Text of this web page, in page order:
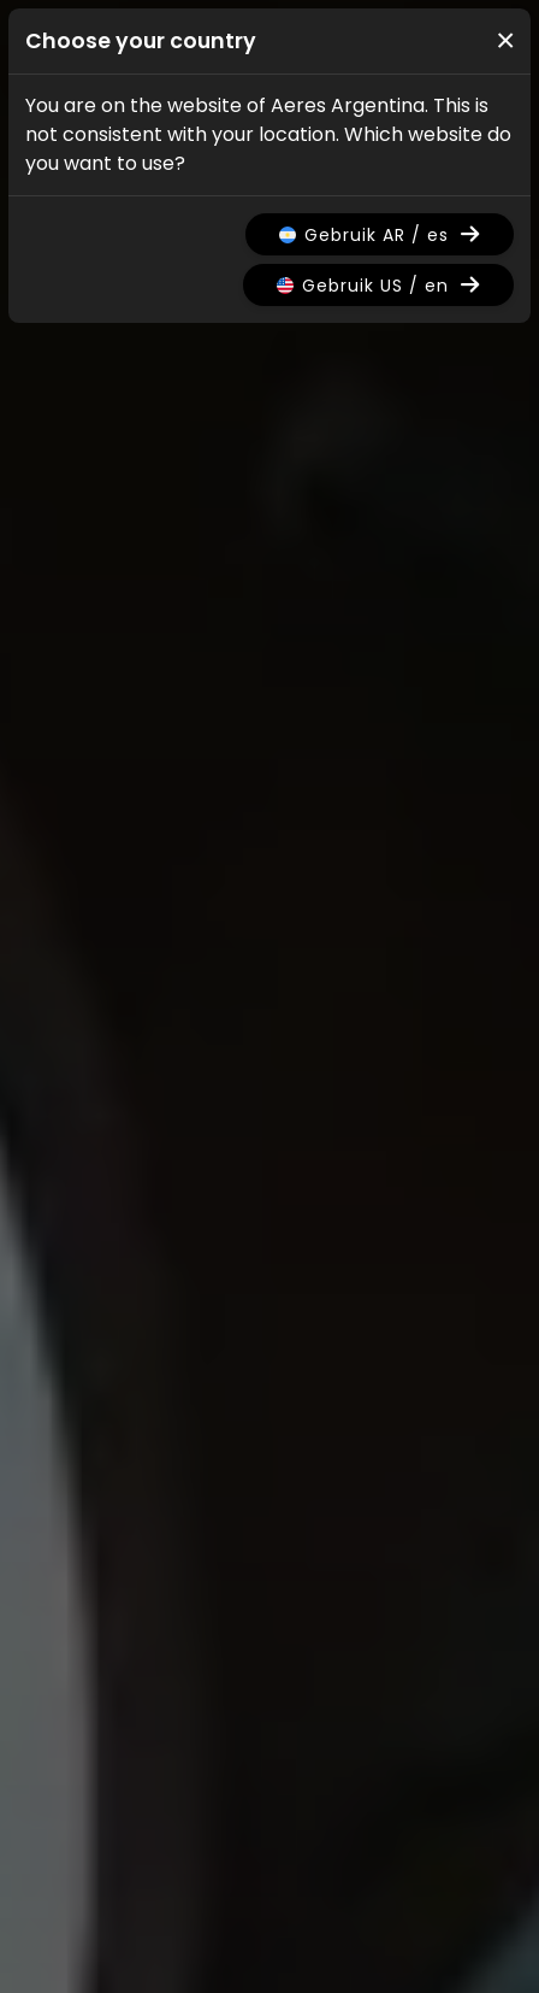
Choose your country ×
You are on the website of Aeres Argentina. This is
not consistent with your location. Which website do
you want to use?
Gebruik AR / es
Gebruik US / en